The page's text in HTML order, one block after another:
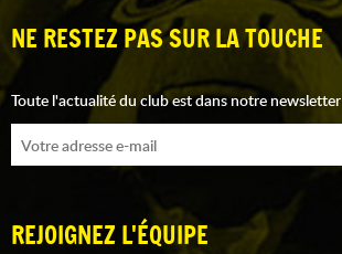
NE RESTEZ PAS SUR LA TOUCHE
Toute l'actualité du club est dans notre newsletter
REJOIGNEZ L'ÉQUIPE